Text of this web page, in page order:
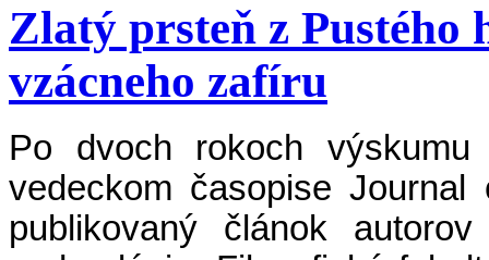
Zlatý prsteň z Pustého
vzácneho zafíru
Po dvoch rokoch výskumu
vedeckom časopise Journal
publikovaný článok